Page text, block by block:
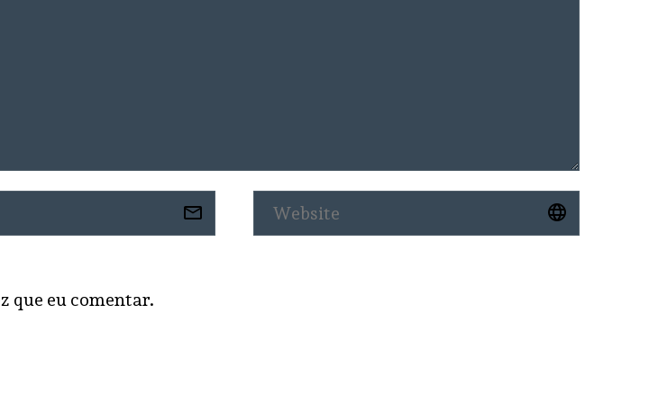
que eu comentar.